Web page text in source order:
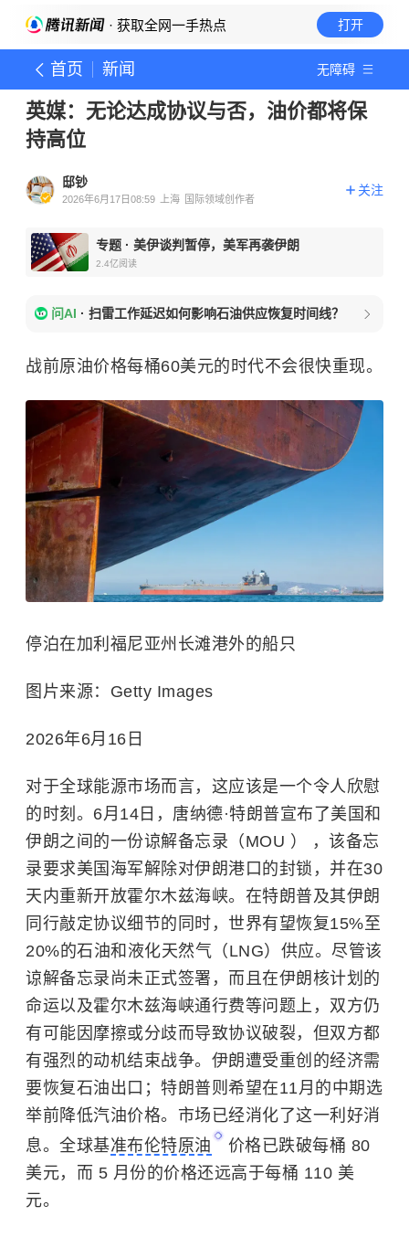
· 获取全网一手热点 打开
首页 新闻 无障碍
英媒：无论达成协议与否，油价都将保
持高位
邸钞
2026年6月17日08:59 上海 国际领域创作者
关注
专题 · 美伊谈判暂停，美军再袭伊朗
2.4亿阅读
问AI · 扫雷工作延迟如何影响石油供应恢复时间线？
战前原油价格每桶60美元的时代不会很快重现。
停泊在加利福尼亚州长滩港外的船只
图片来源：Getty Images
2026年6月16日
对于全球能源市场而言，这应该是一个令人欣慰
的时刻。 6月14日，唐纳德·特朗普宣布了美国和
伊朗之间的一份谅解备忘录（MOU ） ，该备忘
录要求美国海军解除对伊朗港口的封锁，并在30
天内重新开放霍尔木兹海峡。在特朗普及其伊朗
同行敲定协议细节的同时，世界有望恢复15%至
20%的石油和液化天然气（LNG）供应。尽管该
谅解备忘录尚未正式签署，而且在伊朗核计划的
命运以及霍尔木兹海峡通行费等问题上，双方仍
有可能因摩擦或分歧而导致协议破裂，但双方都
有强烈的动机结束战争。伊朗遭受重创的经济需
要恢复石油出口；特朗普则希望在11月的中期选
举前降低汽油价格。市场已经消化了这一利好消
息。全球基准布伦特原油
价格已跌破每桶 80
美元，而 5 月份的价格还远高于每桶 110 美
元。